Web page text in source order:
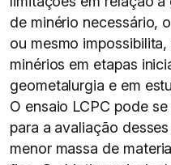
de minério necessário,
ou mesmo
minérios em etapas
geometalurgia e em
O ensaio LCPC pode
para a avaliação
menor massa de